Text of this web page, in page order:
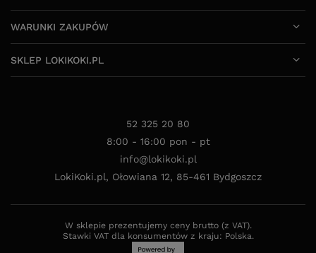
WARUNKI ZAKUPÓW
SKLEP LOKIKOKI.PL
52 325 20 80
8:00 - 16:00 pon - pt
info@lokikoki.pl
LokiKoki.pl, Ołowiana 12, 85-461 Bydgoszcz
W sklepie prezentujemy ceny brutto (z VAT).
Stawki VAT dla konsumentów z kraju: Polska.